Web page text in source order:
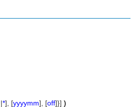
|*], [yyyymm], [off]}] )